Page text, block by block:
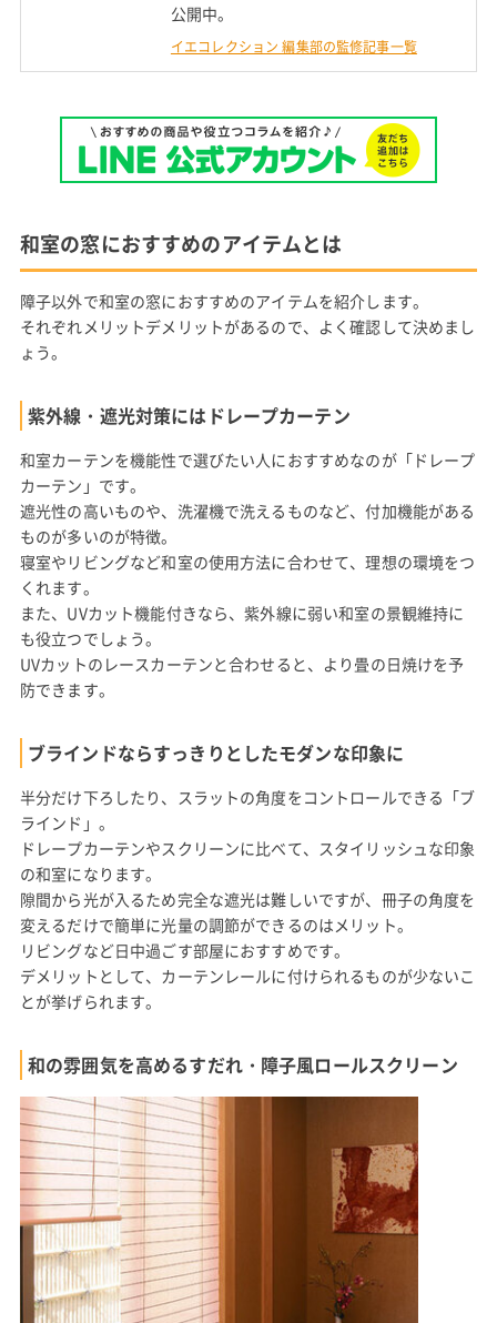
公開中。
イエコレクション 編集部の監修記事一覧
和室の窓におすすめのアイテムとは
障子以外で和室の窓におすすめのアイテムを紹介します。
それぞれメリットデメリットがあるので、よく確認して決めまし
ょう。
紫外線・遮光対策にはドレープカーテン
和室カーテンを機能性で選びたい人におすすめなのが「ドレープ
カーテン」です。
遮光性の高いものや、洗濯機で洗えるものなど、付加機能がある
ものが多いのが特徴。
寝室やリビングなど和室の使用方法に合わせて、理想の環境をつ
くれます。
また、UVカット機能付きなら、紫外線に弱い和室の景観維持に
も役立つでしょう。
UVカットのレースカーテンと合わせると、より畳の日焼けを予
防できます。
ブラインドならすっきりとしたモダンな印象に
半分だけ下ろしたり、スラットの角度をコントロールできる「ブ
ラインド」。
ドレープカーテンやスクリーンに比べて、スタイリッシュな印象
の和室になります。
隙間から光が入るため完全な遮光は難しいですが、冊子の角度を
変えるだけで簡単に光量の調節ができるのはメリット。
リビングなど日中過ごす部屋におすすめです。
デメリットとして、カーテンレールに付けられるものが少ないこ
とが挙げられます。
和の雰囲気を高めるすだれ・障子風ロールスクリーン